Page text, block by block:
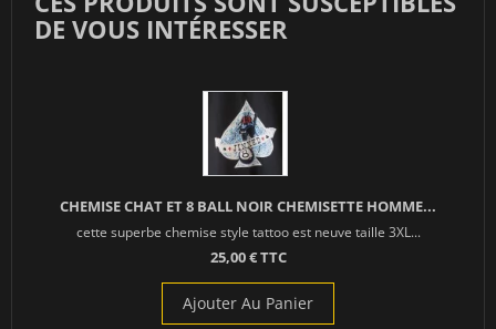
DE VOUS INTÉRESSER
CHEMISE CHAT ET 8 BALL NOIR CHEMISETTE HOMME...
cette superbe chemise style tattoo est neuve taille 3XL...
25,00 € TTC
Ajouter Au Panier